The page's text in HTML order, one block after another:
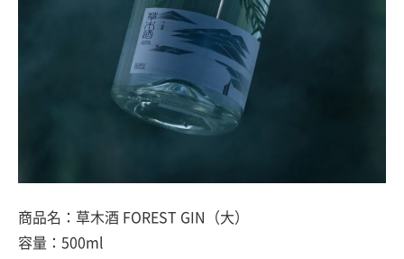
商品名：草木酒 FOREST GIN（大）
容量：500ml